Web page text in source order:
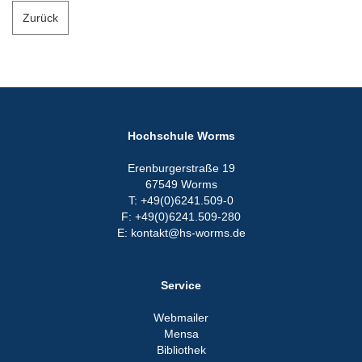
Zurück
Hochschule Worms
Erenburgerstraße 19
67549 Worms
T: +49(0)6241.509-0
F: +49(0)6241.509-280
E: kontakt@hs-worms.de
Service
Webmailer
Mensa
Bibliothek